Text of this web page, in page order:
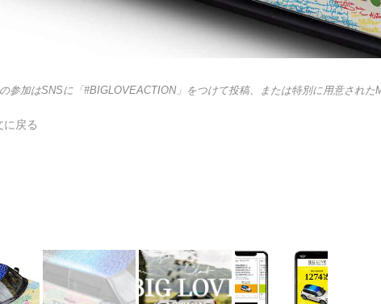
参加はSNSに「#BIGLOVEACTION」をつけて投稿、または特別に用意された
に戻る